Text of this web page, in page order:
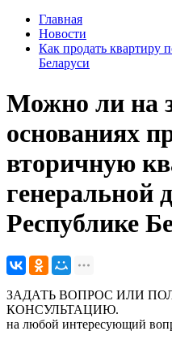
Главная
Новости
Как продать квартиру
Беларуси
Можно ли на
основаниях
вторичную
генеральной
Республике
ЗАДАТЬ ВОПРОС
КОНСУЛЬТАЦИЮ.
на любой интересующий